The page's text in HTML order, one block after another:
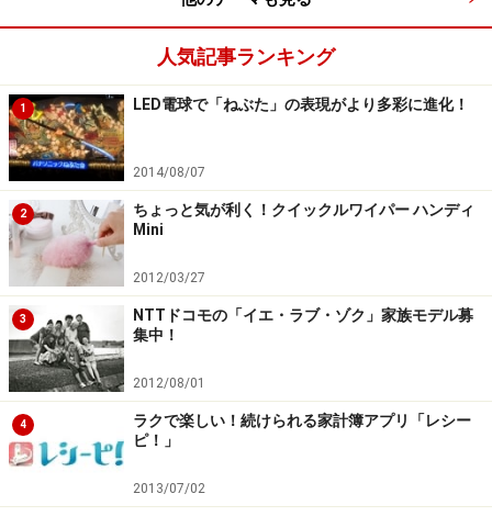
人気記事ランキング
1 LED電球で「ねぶた」の表現がより多彩に進化！
2014/08/07
2
ちょっと気が利く！クイックルワイパー ハンディ
Mini
2012/03/27
3
NTTドコモの「イエ・ラブ・ゾク」家族モデル募
集中！
2012/08/01
4
ラクで楽しい！続けられる家計簿アプリ「レシー
ピ！」
2013/07/02